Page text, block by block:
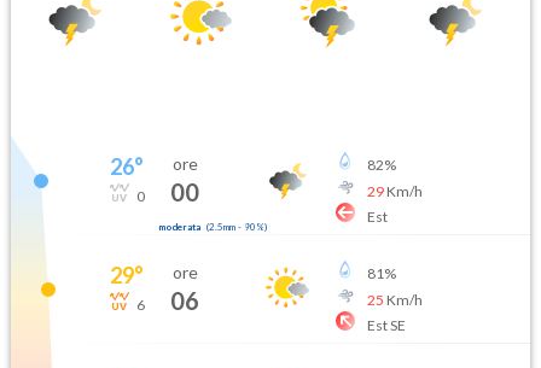
26°
0
ore
00
moderata (2.5mm- 90 %)
82%
29Km/h
Est
29°
6
ore
06
81%
25 Km/h
Est SE